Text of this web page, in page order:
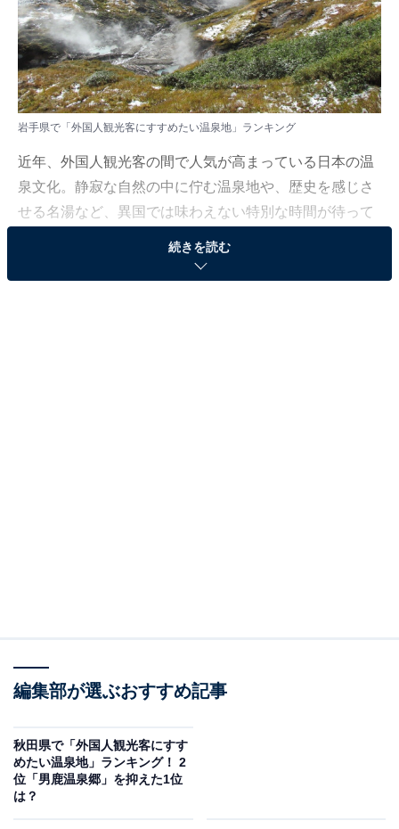
岩手県で「外国人観光客にすすめたい温泉地」ランキング
近年、外国人観光客の間で人気が高まっている日本の温
泉文化。静寂な自然の中に佇む温泉地や、歴史を感じさ
せる名湯など、異国では味わえない特別な時間が待って
巡りを楽しめます。
回答者からは「体の疲れが一気に取れる温泉が沢山ある
から」（20代女性／栃木県）、「雰囲気がいいから」
（20代男性／東京都）、「高原に囲まれた穏やかなロケ
続きを読む
編集部が選ぶおすすめ記事
秋田県で「外国人観光客にすす
めたい温泉地」ランキング！ 2
位「男鹿温泉郷」を抑えた1位
は？